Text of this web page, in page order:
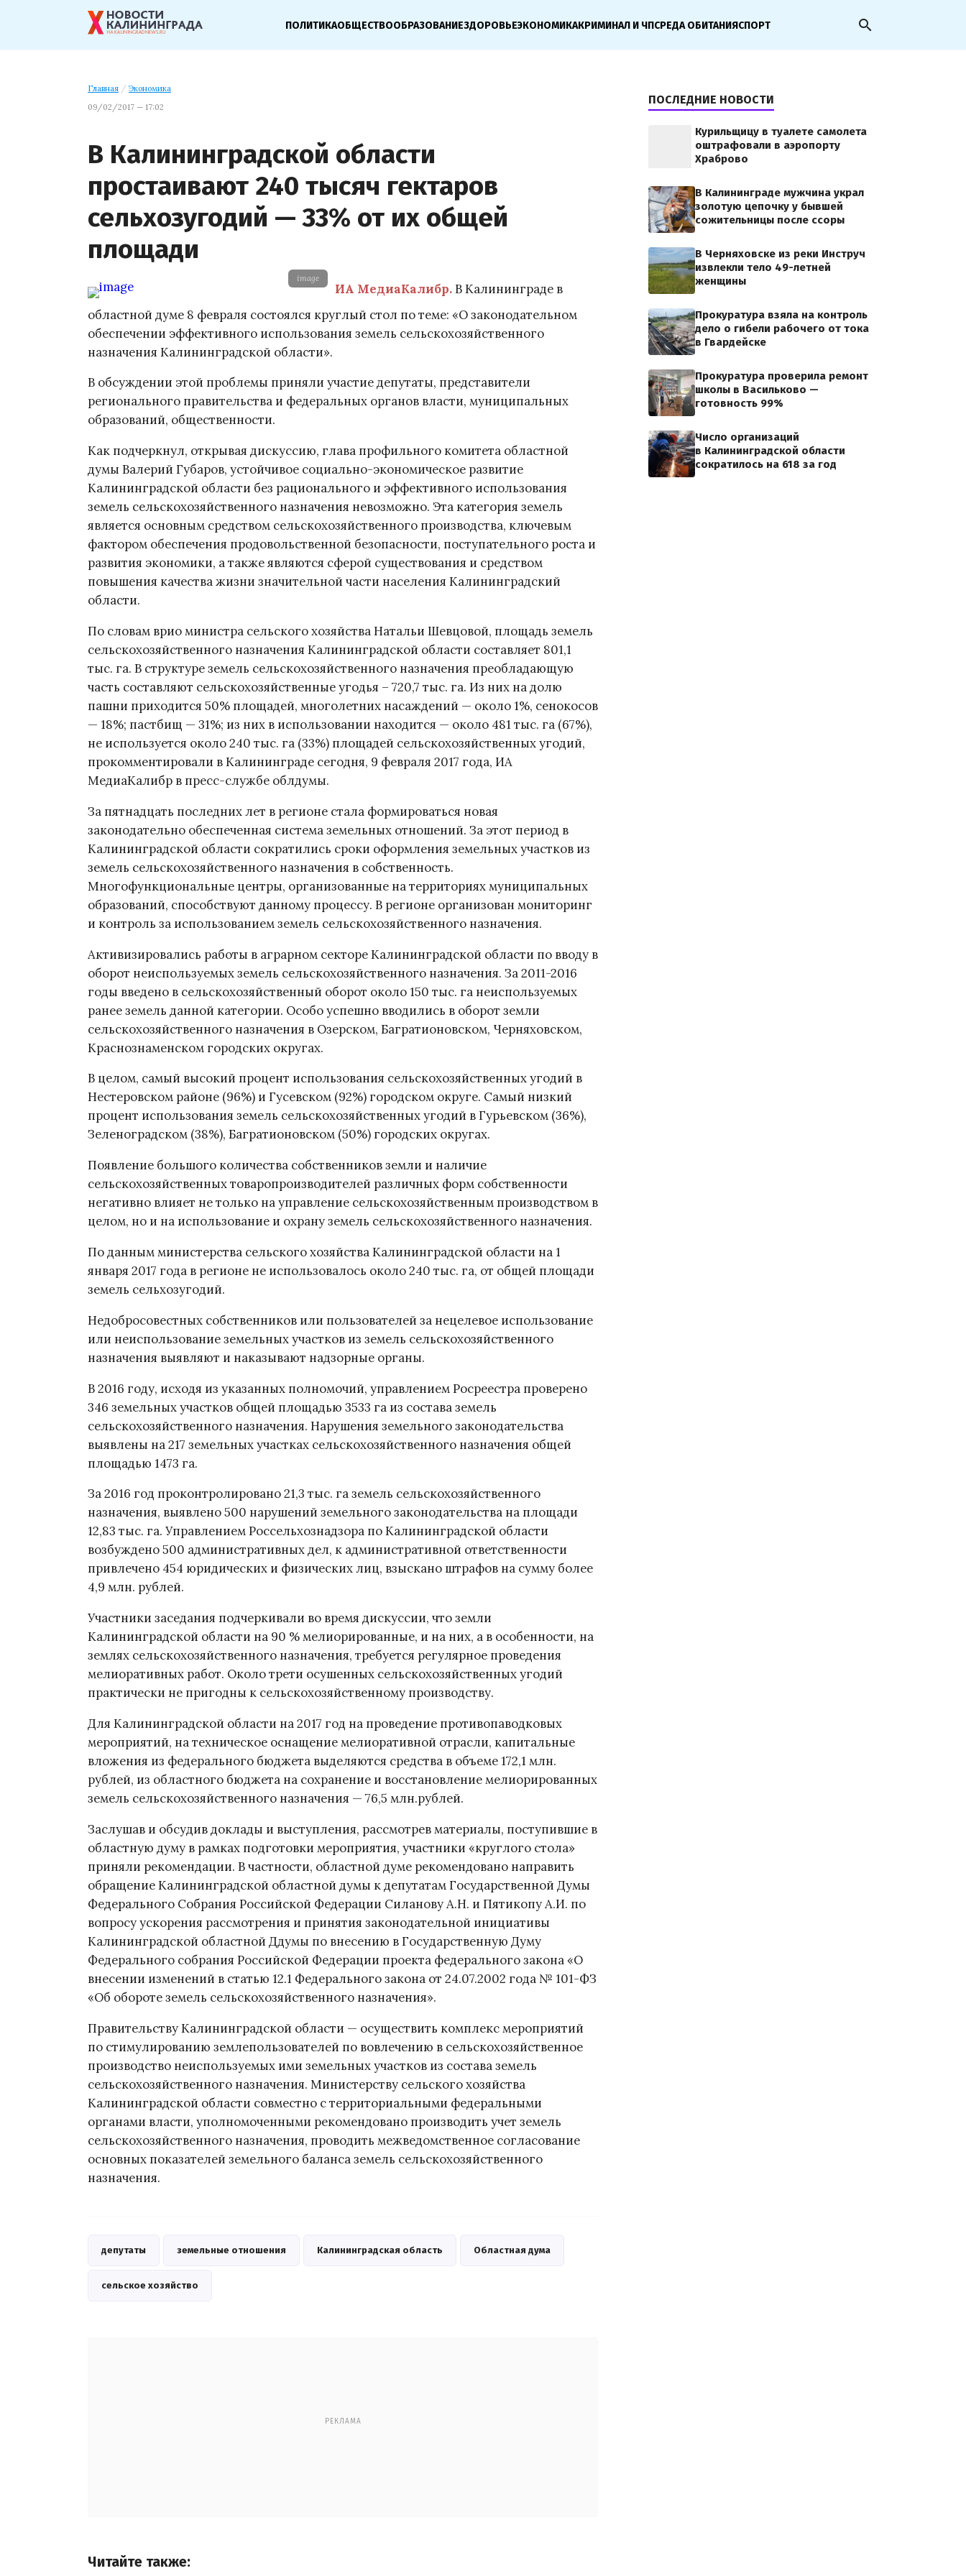
ПОЛИТИКАОБЩЕСТВООБРАЗОВАНИЕЗДОРОВЬЕЭКОНОМИКАКРИМИНАЛ И ЧПСРЕДА ОБИТАНИЯСПОРТ search
Главная / Экономика
09/02/2017 — 17:02
В Калининградской области
простаивают 240 тысяч гектаров
сельхозугодий — 33% от их общей
площади
image
ИА МедиаКалибр.В Калининграде в
областной думе 8 февраля состоялся круглый стол по теме: «О законодательном
обеспечении эффективного использования земель сельскохозяйственного
назначения Калининградской области».
В обсуждении этой проблемы приняли участие депутаты, представители
регионального правительства и федеральных органов власти, муниципальных
образований, общественности.
Как подчеркнул, открывая дискуссию, глава профильного комитета областной
думы Валерий Губаров, устойчивое социально-экономическое развитие
Калининградской области без рационального и эффективного использования
земель сельскохозяйственного назначения невозможно. Эта категория земель
является основным средством сельскохозяйственного производства, ключевым
фактором обеспечения продовольственной безопасности, поступательного роста и
развития экономики, а также являются сферой существования и средством
повышения качества жизни значительной части населения Калининградский
области.
По словам врио министра сельского хозяйства Натальи Шевцовой, площадь земель
сельскохозяйственного назначения Калининградской области составляет 801,1
тыс. га. В структуре земель сельскохозяйственного назначения преобладающую
часть составляют сельскохозяйственные угодья – 720,7 тыс. га. Из них на долю
пашни приходится 50% площадей, многолетних насаждений — около 1%, сенокосов
— 18%; пастбищ — 31%; из них в использовании находится — около 481 тыс. га (67%),
не используется около 240 тыс. га (33%) площадей сельскохозяйственных угодий,
прокомментировали в Калининграде сегодня, 9 февраля 2017 года, ИА
МедиаКалибр в пресс-службе облдумы.
За пятнадцать последних лет в регионе стала формироваться новая
законодательно обеспеченная система земельных отношений. За этот период в
Калининградской области сократились сроки оформления земельных участков из
земель сельскохозяйственного назначения в собственность.
Многофункциональные центры, организованные на территориях муниципальных
образований, способствуют данному процессу. В регионе организован мониторинг
и контроль за использованием земель сельскохозяйственного назначения.
Активизировались работы в аграрном секторе Калининградской области по вводу в
оборот неиспользуемых земель сельскохозяйственного назначения. За 2011-2016
годы введено в сельскохозяйственный оборот около 150 тыс. га неиспользуемых
ранее земель данной категории. Особо успешно вводились в оборот земли
сельскохозяйственного назначения в Озерском, Багратионовском, Черняховском,
Краснознаменском городских округах.
В целом, самый высокий процент использования сельскохозяйственных угодий в
Нестеровском районе (96%) и Гусевском (92%) городском округе. Самый низкий
процент использования земель сельскохозяйственных угодий в Гурьевском (36%),
Зеленоградском (38%), Багратионовском (50%) городских округах.
Появление большого количества собственников земли и наличие
сельскохозяйственных товаропроизводителей различных форм собственности
негативно влияет не только на управление сельскохозяйственным производством в
целом, но и на использование и охрану земель сельскохозяйственного назначения.
По данным министерства сельского хозяйства Калининградской области на 1
января 2017 года в регионе не использовалось около 240 тыс. га, от общей площади
земель сельхозугодий.
Недобросовестных собственников или пользователей за нецелевое использование
или неиспользование земельных участков из земель сельскохозяйственного
назначения выявляют и наказывают надзорные органы.
В 2016 году, исходя из указанных полномочий, управлением Росреестра проверено
346 земельных участков общей площадью 3533 га из состава земель
сельскохозяйственного назначения. Нарушения земельного законодательства
выявлены на 217 земельных участках сельскохозяйственного назначения общей
площадью 1473 га.
За 2016 год проконтролировано 21,3 тыс. га земель сельскохозяйственного
назначения, выявлено 500 нарушений земельного законодательства на площади
12,83 тыс. га. Управлением Россельхознадзора по Калининградской области
возбуждено 500 административных дел, к административной ответственности
привлечено 454 юридических и физических лиц, взыскано штрафов на сумму более
4,9 млн. рублей.
Участники заседания подчеркивали во время дискуссии, что земли
Калининградской области на 90 % мелиорированные, и на них, а в особенности, на
землях сельскохозяйственного назначения, требуется регулярное проведения
мелиоративных работ. Около трети осушенных сельскохозяйственных угодий
практически не пригодны к сельскохозяйственному производству.
Для Калининградской области на 2017 год на проведение противопаводковых
мероприятий, на техническое оснащение мелиоративной отрасли, капитальные
вложения из федерального бюджета выделяются средства в объеме 172,1 млн.
рублей, из областного бюджета на сохранение и восстановление мелиорированных
земель сельскохозяйственного назначения — 76,5 млн.рублей.
Заслушав и обсудив доклады и выступления, рассмотрев материалы, поступившие в
областную думу в рамках подготовки мероприятия, участники «круглого стола»
приняли рекомендации. В частности, областной думе рекомендовано направить
обращение Калининградской областной думы к депутатам Государственной Думы
Федерального Собрания Российской Федерации Силанову А.Н. и Пятикопу А.И. по
вопросу ускорения рассмотрения и принятия законодательной инициативы
Калининградской областной Ддумы по внесению в Государственную Думу
Федерального собрания Российской Федерации проекта федерального закона «О
внесении изменений в статью 12.1 Федерального закона от 24.07.2002 года № 101-ФЗ
«Об обороте земель сельскохозяйственного назначения».
Правительству Калининградской области — осуществить комплекс мероприятий
по стимулированию землепользователей по вовлечению в сельскохозяйственное
производство неиспользуемых ими земельных участков из состава земель
сельскохозяйственного назначения. Министерству сельского хозяйства
Калининградской области совместно с территориальными федеральными
органами власти, уполномоченными рекомендовано производить учет земель
сельскохозяйственного назначения, проводить межведомственное согласование
основных показателей земельного баланса земель сельскохозяйственного
назначения.
депутаты земельные отношения Калининградская область Областная дума
сельское хозяйство
РЕКЛАМА
Читайте также:
ПОСЛЕДНИЕ НОВОСТИ
Курильщицу в туалете самолета
оштрафовали в аэропорту
Храброво
В Калининграде мужчина украл
золотую цепочку у бывшей
сожительницы после ссоры
В Черняховске из реки Инструч
извлекли тело 49-летней
женщины
Прокуратура взяла на контроль
дело о гибели рабочего от тока
в Гвардейске
Прокуратура проверила ремонт
школы в Васильково —
готовность 99%
Число организаций
в Калининградской области
сократилось на 618 за год